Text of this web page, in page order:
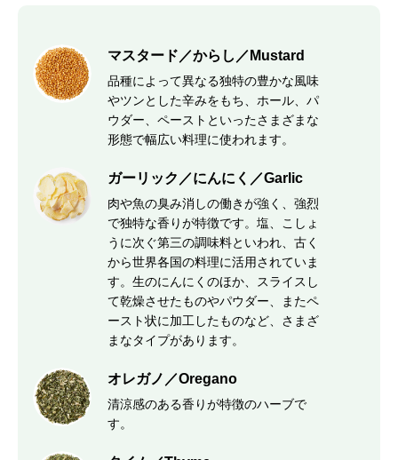
マスタード／からし／Mustard
品種によって異なる独特の豊かな風味
やツンとした辛みをもち、ホール、パ
ウダー、ペーストといったさまざまな
形態で幅広い料理に使われます。
ガーリック／にんにく／Garlic
肉や魚の臭み消しの働きが強く、強烈
で独特な香りが特徴です。塩、こしょ
うに次ぐ第三の調味料といわれ、古く
から世界各国の料理に活用されていま
す。生のにんにくのほか、スライスし
て乾燥させたものやパウダー、またペ
ースト状に加工したものなど、さまざ
まなタイプがあります。
オレガノ／Oregano
清涼感のある香りが特徴のハーブで
す。